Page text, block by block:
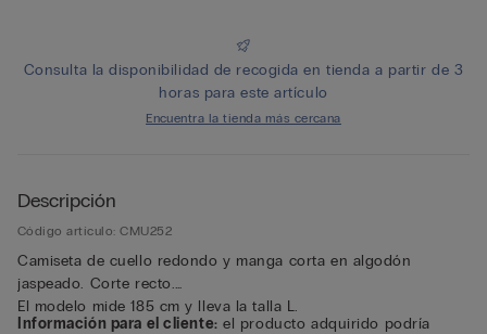
Consulta la disponibilidad de recogida en tienda a partir de 3
horas para este artículo
Encuentra la tienda más cercana
Descripción
Código artículo: CMU252
Camiseta de cuello redondo y manga corta en algodón
jaspeado. Corte recto.
El modelo mide 185 cm y lleva la talla L.
Información para el cliente: el producto adquirido podría